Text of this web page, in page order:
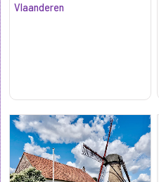
Vlaanderen